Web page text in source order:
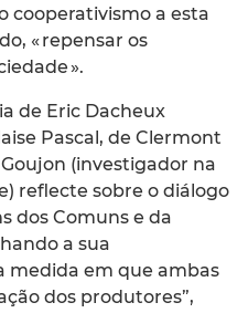
cooperativismo a esta
« repensar os
».
de Eric Dacheux
Pascal, de Clermont
(investigador na
reflecte sobre o diálogo
dos Comuns e da
a sua
medida em que ambas
dos produtores”,